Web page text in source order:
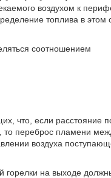
воздухом к
топлива в этом
соотношением
что, если расстояние
переброс пламени
воздуха
горелки на выходе